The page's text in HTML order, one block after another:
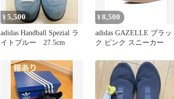
¥5,500
adidas Handball Spezial ラ
イトブルー 27.5cm
¥8,500
adidas GAZELLE ブラッ
ク ピンク スニーカー